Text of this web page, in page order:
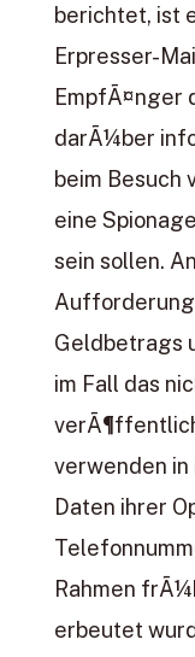
berichtet, ist
Erpresser-
EmpfÃ¤nger
darÃ¼ber
beim Besuch
eine
sein sollen.
Aufforderung
Geldbetrags
im Fall das
verwenden
Daten ihrer
Rahmen
erbeutet